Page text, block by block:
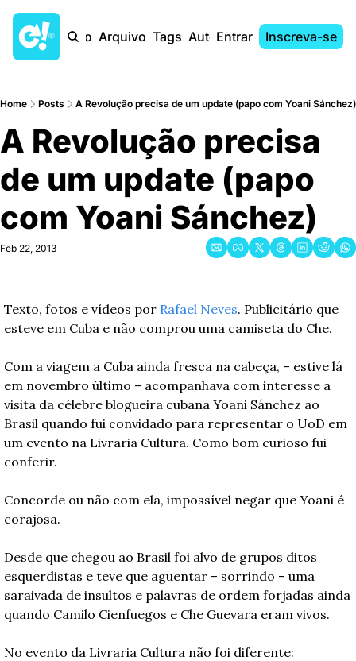
Início Arquivo Tags AutoresEntrar Inscreva-se
Home Posts A Revolução precisa de um update (papo com Yoani Sánchez)
A Revolução precisa
de um update (papo
com Yoani Sánchez)
Feb 22, 2013
Texto, fotos e vídeos por Rafael Neves. Publicitário que
esteve em Cuba e não comprou uma camiseta do Che.
Com a viagem a Cuba ainda fresca na cabeça, – estive lá
em novembro último – acompanhava com interesse a
visita da célebre blogueira cubana Yoani Sánchez ao
Brasil quando fui convidado para representar o UoD em
um evento na Livraria Cultura. Como bom curioso fui
conferir.
Concorde ou não com ela, impossível negar que Yoani é
corajosa.
Desde que chegou ao Brasil foi alvo de grupos ditos
esquerdistas e teve que aguentar – sorrindo – uma
saraivada de insultos e palavras de ordem forjadas ainda
quando Camilo Cienfuegos e Che Guevara eram vivos.
No evento da Livraria Cultura não foi diferente: